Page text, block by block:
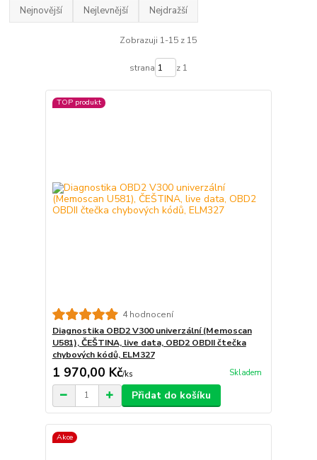
Nejnovější Nejlevnější Nejdražší
Zobrazuji 1-15 z 15
strana z 1
TOP produkt
4 hodnocení
Diagnostika OBD2 V300 univerzální (Memoscan
U581), ČEŠTINA, live data, OBD2 OBDII čtečka
chybových kódů, ELM327
1 970,00 Kč/ks Skladem
Přidat do košíku
Akce